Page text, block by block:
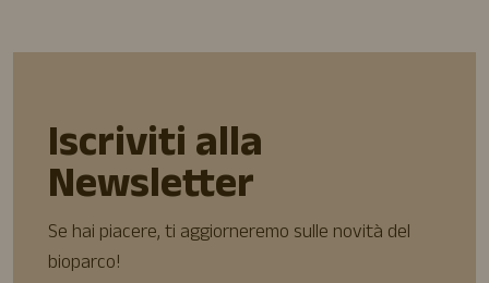
Iscriviti alla
Newsletter
Se hai piacere, ti aggiorneremo sulle novità del
bioparco!